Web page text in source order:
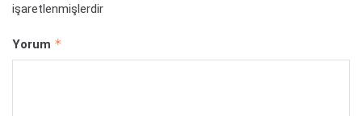
işaretlenmişlerdir
Yorum *